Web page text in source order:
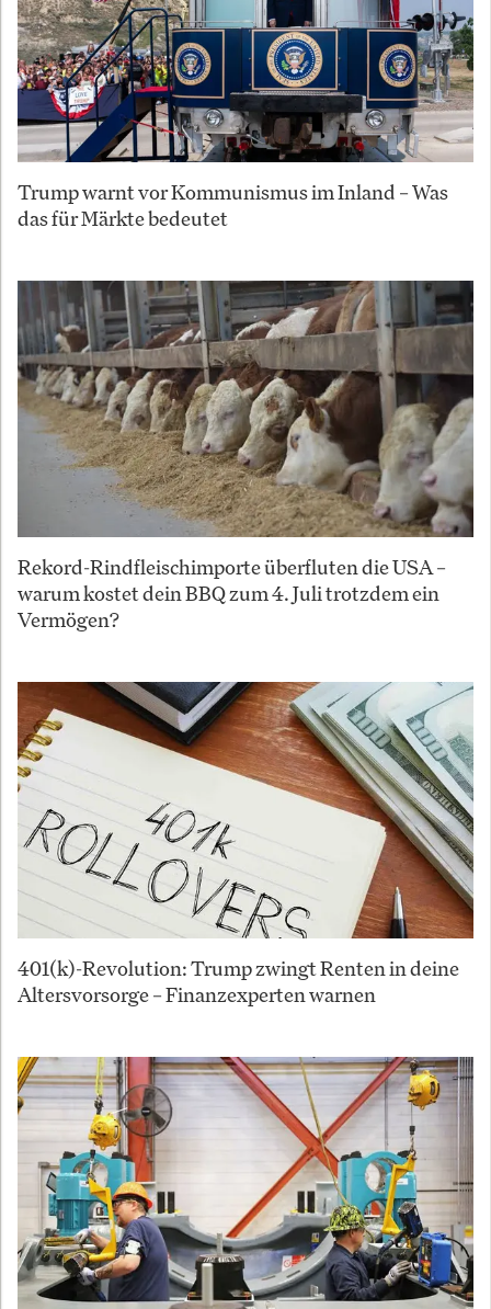
Trump warnt vor Kommunismus im Inland – Was
das für Märkte bedeutet
Rekord-Rindfleischimporte überfluten die USA –
warum kostet dein BBQ zum 4. Juli trotzdem ein
Vermögen?
401(k)-Revolution: Trump zwingt Renten in deine
Altersvorsorge – Finanzexperten warnen